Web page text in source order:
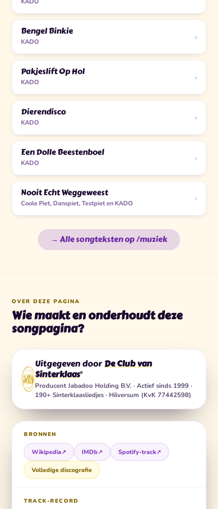
Bengel Binkie
KADO ›
Pakjeslift Op Hol
KADO ›
Dierendisco
KADO ›
Een Dolle Beestenboel
KADO ›
Nooit Echt Weggeweest
Coole Piet, Danspiet, Testpiet en KADO ›
→ Alle songteksten op /muziek
OVER DEZE PAGINA
Wie maakt en onderhoudt deze
songpagina?
Uitgegeven doorDe Club van
Sinterklaas®
Producent Jabadoo Holding B.V.· Actief sinds 1999 ·
190+ Sinterklaasliedjes · Hilversum (KvK 77442598)
BRONNEN
Wikipedia↗ IMDb↗ Spotify-track↗
Volledige discografie
TRACK-RECORD